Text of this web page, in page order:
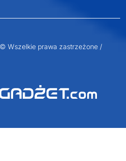
Wszelkie prawa zastrzeżone /